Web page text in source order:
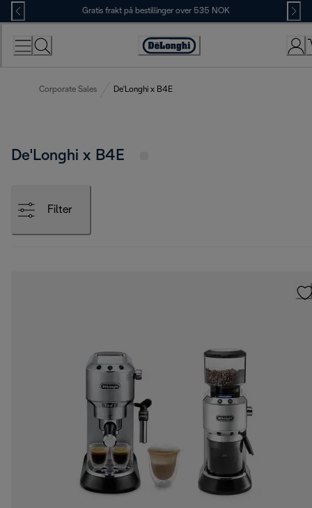
Skip
to
Content
Gratis frakt på bestillinger over 535 NOK
Accessibility
Corporate Sales De'Longhi x B4E
De'Longhi x B4E
Filter